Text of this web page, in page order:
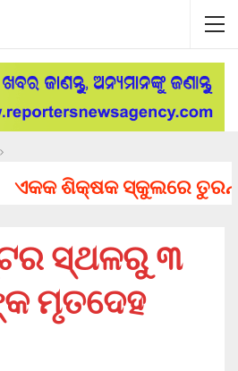
ଶିକ୍ଷକ ସ୍କୁଲରେ ତୁରନ୍ତ
ସ୍ଥଳରୁ ୩
ମୃତଦେହ